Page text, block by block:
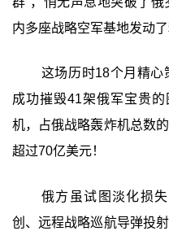
内多座战略空军基地发动了
这场历时18个月精
成功摧毁41架俄军宝贵
机，占俄战略轰炸机总数
超过70亿美元！
俄方虽试图淡化损
创、远程战略巡航导弹投